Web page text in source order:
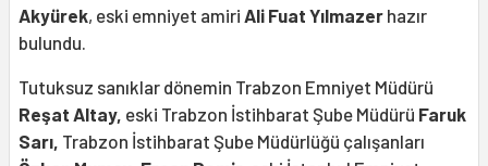
Akyürek, eski emniyet amiri Ali Fuat Yılmazer hazır
bulundu.
Tutuksuz sanıklar dönemin Trabzon Emniyet Müdürü
Reşat Altay, eski Trabzon İstihbarat Şube Müdürü Faruk
Sarı, Trabzon İstihbarat Şube Müdürlüğü çalışanları